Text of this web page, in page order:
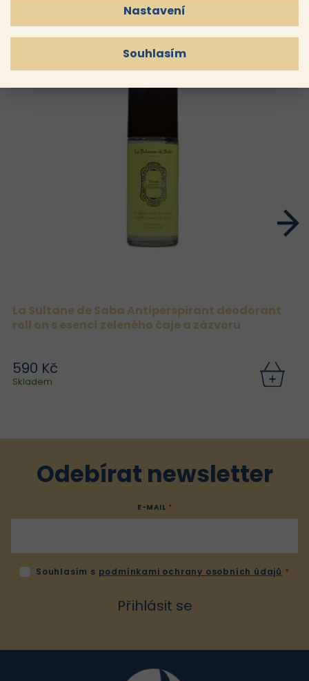
Nastavení
Souhlasím
Podobné produkty
La Sultane de Saba Antiperspirant deodorant
roll on s esencí zeleného čaje a zázvoru
590 Kč
Skladem
Odebírat newsletter
E-MAIL
Souhlasím s podmínkami ochrany osobních údajů
Přihlásit se